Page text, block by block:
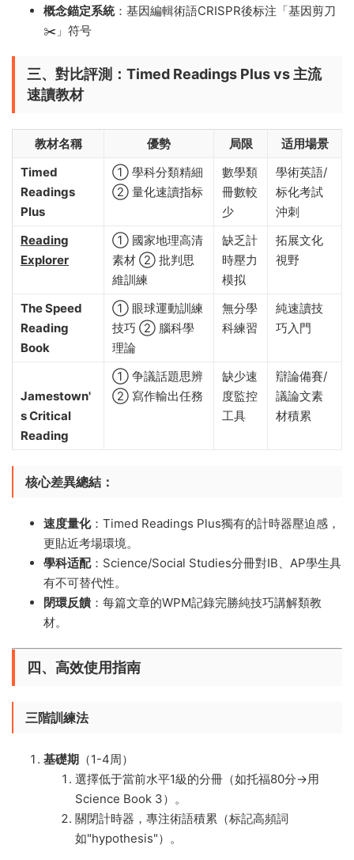
​概念錨定系統​​：基因編輯術語CRISPR後标注「基因剪刀
✂️」符号
三、對比評測：Timed Readings Plus vs 主流
速讀教材
教材名稱 優勢 局限
适用場景
Timed
Readings
Plus
① 學科分類精細
② 量化速讀指标
數學類
冊數較
少
學術英語/
标化考試
沖刺
Reading
Explorer
① 國家地理高清
素材 ② 批判思
維訓練
缺乏計
時壓力
模拟
拓展文化
視野
The Speed
Reading
Book
① 眼球運動訓練
技巧 ② 腦科學
理論
無分學
科練習
純速讀技
巧入門
Jamestown'
s Critical
Reading
① 争議話題思辨
② 寫作輸出任務
缺少速
度監控
工具
辯論備賽/
議論文素
材積累
核心差異總結 ​：
速度量化​：Timed Readings Plus獨有的計時器壓迫感，
更貼近考場環境。
學科适配​：Science/Social Studies分冊對IB、AP學生具
有不可替代性。
閉環反饋​：每篇文章的WPM記錄完勝純技巧講解類教
材。
四、高效使用指南
三階訓練法
基礎期 ​（1-4周）
選擇低于當前水平1級的分冊（如托福80分→用
Science Book 3）。
關閉計時器，專注術語積累（标記高頻詞
如"hypothesis"）。